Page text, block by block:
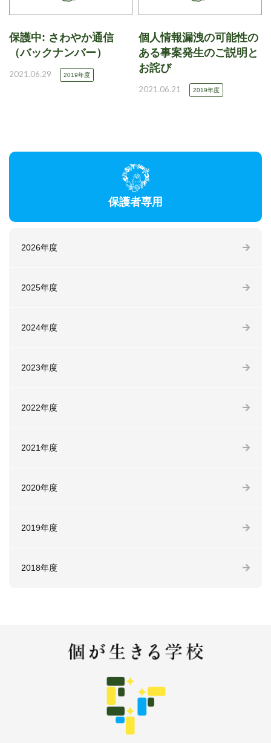
保護中: さわやか通信
（バックナンバー）
2021.06.29 2019年度
個人情報漏洩の可能性の
ある事案発生のご説明と
お詫び
2021.06.21 2019年度
保護者専用
2026年度
2025年度
2024年度
2023年度
2022年度
2021年度
2020年度
2019年度
2018年度